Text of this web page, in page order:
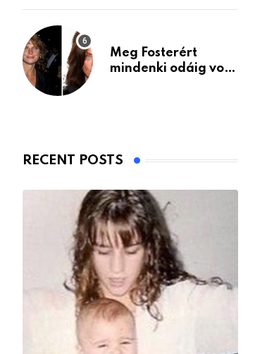
Meg Fosterért
mindenki odáig volt
RECENT POSTS